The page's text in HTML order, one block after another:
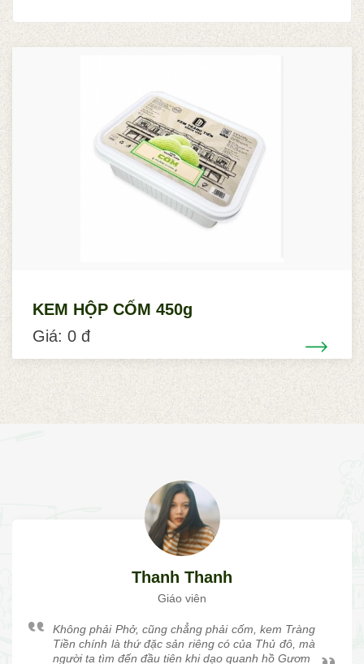
KEM HỘP CỐM 450g
Giá: 0 đ
Thanh Thanh
Giáo viên
Không phải Phở, cũng chẳng phải cốm, kem Tràng
Tiền chính là thứ đặc sản riêng có của Thủ đô, mà
người ta tìm đến đầu tiên khi dạo quanh hồ Gươm